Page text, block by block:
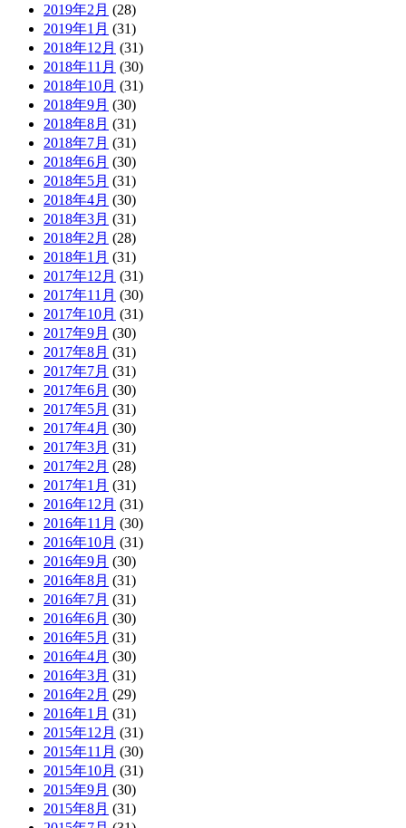
2019年2月 (28)
2019年1月 (31)
2018年12月 (31)
2018年11月 (30)
2018年10月 (31)
2018年9月 (30)
2018年8月 (31)
2018年7月 (31)
2018年6月 (30)
2018年5月 (31)
2018年4月 (30)
2018年3月 (31)
2018年2月 (28)
2018年1月 (31)
2017年12月 (31)
2017年11月 (30)
2017年10月 (31)
2017年9月 (30)
2017年8月 (31)
2017年7月 (31)
2017年6月 (30)
2017年5月 (31)
2017年4月 (30)
2017年3月 (31)
2017年2月 (28)
2017年1月 (31)
2016年12月 (31)
2016年11月 (30)
2016年10月 (31)
2016年9月 (30)
2016年8月 (31)
2016年7月 (31)
2016年6月 (30)
2016年5月 (31)
2016年4月 (30)
2016年3月 (31)
2016年2月 (29)
2016年1月 (31)
2015年12月 (31)
2015年11月 (30)
2015年10月 (31)
2015年9月 (30)
2015年8月 (31)